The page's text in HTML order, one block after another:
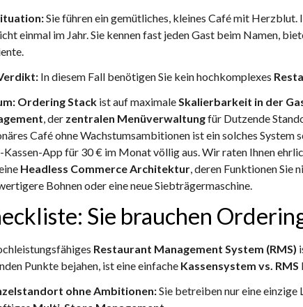
Sie führen ein gemütliches, kleines Café mit
einmal im Jahr. Sie kennen fast jeden Gast beim Namen,
In diesem Fall benötigen Sie kein hochkomplexes
Ordering Stack ist auf maximaleSkalierbarkeit in der
, der zentralen Menüverwaltungfür Dutzende
Café ohne Wachstumsambitionen ist ein solches System
Kassen-App für 30 € im Monat völlig aus. Wir raten Ihnen
Headless Commerce Architektur, deren Funktionen Sie
Bohnen oder eine neue Siebträgermaschine.
Sie brauchen
Restaurant Management System (RMS)
Punkte bejahen, ist eine einfache Kassensystem vs. RMS
ohne Ambitionen:Sie betreiben nur eine